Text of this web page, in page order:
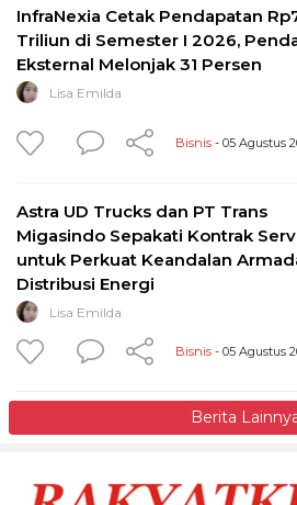
InfraNexia Cetak Pendapatan
Triliun di Semester I 2026,
Eksternal Melonjak 31 Persen
Lisa Emilda
Bisnis - 05 Agustus
Astra UD Trucks dan PT Trans
Migasindo Sepakati Kontrak
untuk Perkuat Keandalan
Distribusi Energi
Lisa Emilda
Bisnis - 05 Agustus
Berita